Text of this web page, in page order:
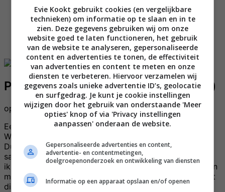
Valentijn
Winter
Zomer
Weekmenu’s
Snel & Simpel
Palestijnse kip (Mussakhan chicken)
op
18 januari 2024
Een vriendinnetje van me heeft een nieuwe baan!
Waarvoor ze af en toe naar het Midden-Oosten gaat.
Dus toen ze daar 2 weken was geweest, wilde ze wel
samen met mij iets uit die regio koken.. Maar nou moet
ik heel eerlijk zeggen dat ik niet zo heel erg bekend ben
met de Midden-Oosterse keuken, en dan met name niet
die van Palestina en Israël, juist waar zij was geweest.
Evie Kookt gebruikt cookies (en vergelijkbare
technieken) om informatie op te slaan en in te
zien. Deze gegevens gebruiken wij om onze
website goed te laten functioneren, het gebruik
van de website te analyseren, gepersonaliseerde
content en advertenties te tonen, de effectiviteit
van advertenties en content te meten en onze
diensten te verbeteren. Hiervoor verzamelen wij
gegevens zoals unieke advertentie ID’s, geolocatie
en surfgedrag. Je kunt je cookie instellingen
wijzigen door het gebruik van onderstaande 'Meer
opties' knop of via 'Privacy instellingen
aanpassen' onderaan de website.
Gepersonaliseerde advertenties en content,
advertentie- en contentmetingen,
doelgroepenonderzoek en ontwikkeling van diensten
Informatie op een apparaat opslaan en/of openen